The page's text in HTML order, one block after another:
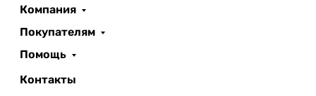
при коротком замыкании Icu IEC
60898 при 230 В
Номин. отключающая способность
60947-2 при 230В
Компания
Покупателям
Помощь
Контакты